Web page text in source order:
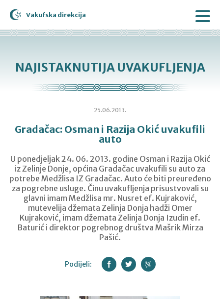
Vakufska direkcija
NAJISTAKNUTIJA UVAKUFLJENJA
25.06.2013.
Gradačac: Osman i Razija Okić uvakufili
auto
U ponedjeljak 24. 06. 2013. godine Osman i Razija Okić
iz Zelinje Donje, općina Gradačac uvakufili su auto za
potrebe Medžlisa IZ Gradačac. Auto će biti preuređeno
za pogrebne usluge. Činu uvakufljenja prisustvovali su
glavni imam Medžlisa mr. Nusret ef. Kujraković,
mutevelija džemata Zelinja Donja hadži Omer
Kujraković, imam džemata Zelinja Donja Izudin ef.
Baturić i direktor pogrebnog društva Mašrik Mirza
Pašić.
Podijeli: